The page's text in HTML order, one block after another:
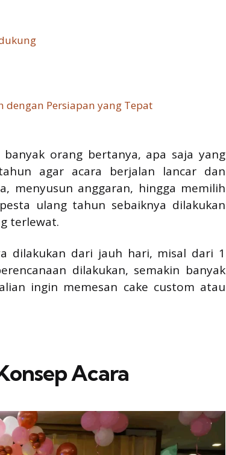
dengan Persiapan yang Tepat
orang bertanya, apa saja yang
agar acara berjalan lancar dan
menyusun anggaran, hingga memilih
ulang tahun sebaiknya dilakukan
terlewat.
dilakukan dari jauh hari, misal dari 1
dilakukan, semakin banyak
ingin memesan cake custom atau
Acara